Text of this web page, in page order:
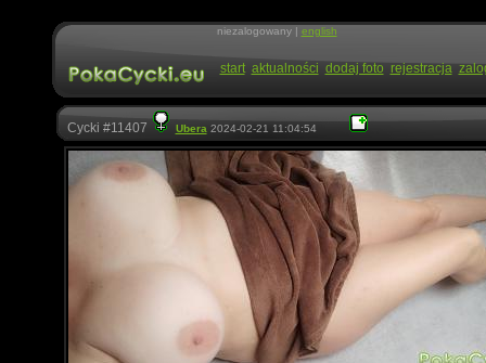
niezalogowany | english
start aktualności dodaj foto rejestracja
Cycki #11407 Ubera 2024-02-21 11:04:54